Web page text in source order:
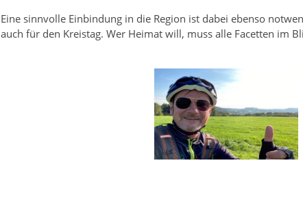
Eine sinnvolle Einbindung in die Region ist dabei ebenso
auch für den Kreistag. Wer Heimat will, muss alle Facetten im